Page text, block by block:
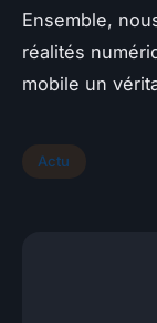
Ensemble,
réalités
mobile un
Actu